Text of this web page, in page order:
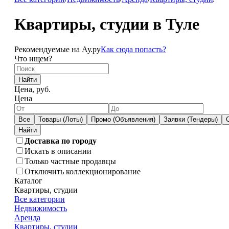
Квартиры, студии в Туле
Рекомендуемые на Ау.руКак сюда попасть?
Что ищем?
Найти
Цена, руб.
Цена
Все Товары (Лоты) Промо (Объявления) Заявки (Тендеры)
Доставка по городу
Искать в описании
Только частные продавцы
Отключить коллекционирование
Каталог
Квартиры, студии
Все категории
Недвижимость
Аренда
Квартиры, студии